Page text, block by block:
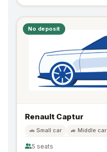
No deposit
Renault Captur
🚗 Small car 🚙 Middle car
5 seats